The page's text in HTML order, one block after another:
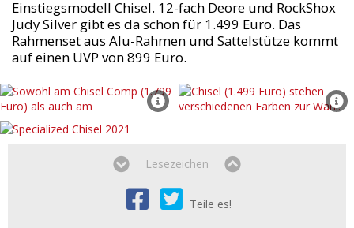
Einstiegsmodell Chisel. 12-fach Deore und RockShox
Judy Silver gibt es da schon für 1.499 Euro. Das
Rahmenset aus Alu-Rahmen und Sattelstütze kommt
auf einen UVP von 899 Euro.
Lesezeichen
Teile es!